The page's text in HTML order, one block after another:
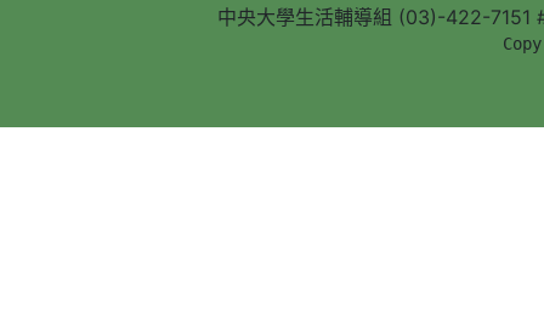
中央大學生活輔導組 (03)-422-7151